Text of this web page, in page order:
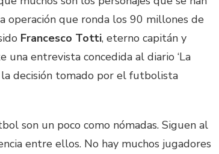
operación que ronda los 90 millones de
Francesco Totti, eterno capitán y
una entrevista concedida al diario ‘La
decisión tomado por el futbolista
son un poco como nómadas. Siguen al
entre ellos. No hay muchos jugadores